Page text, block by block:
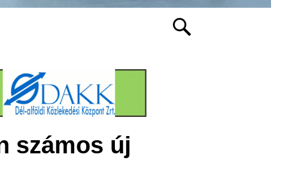
számos új